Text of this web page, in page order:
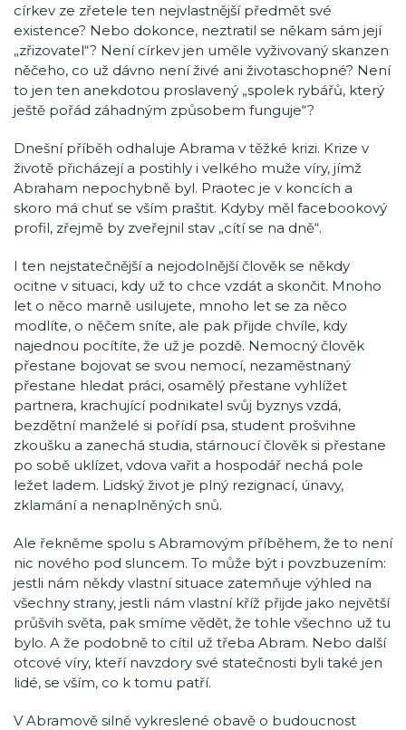
církev ze zřetele ten nejvlastnější předmět své
existence? Nebo dokonce, neztratil se někam sám její
„zřizovatel“? Není církev jen uměle vyživovaný skanzen
něčeho, co už dávno není živé ani životaschopné? Není
to jen ten anekdotou proslavený „spolek rybářů, který
ještě pořád záhadným způsobem funguje“?
Dnešní příběh odhaluje Abrama v těžké krizi. Krize v
životě přicházejí a postihly i velkého muže víry, jímž
Abraham nepochybně byl. Praotec je v koncích a
skoro má chuť se vším praštit. Kdyby měl facebookový
profil, zřejmě by zveřejnil stav „cítí se na dně“.
I ten nejstatečnější a nejodolnější člověk se někdy
ocitne v situaci, kdy už to chce vzdát a skončit. Mnoho
let o něco marně usilujete, mnoho let se za něco
modlíte, o něčem sníte, ale pak přijde chvíle, kdy
najednou pocítíte, že už je pozdě. Nemocný člověk
přestane bojovat se svou nemocí, nezaměstnaný
přestane hledat práci, osamělý přestane vyhlížet
partnera, krachující podnikatel svůj byznys vzdá,
bezdětní manželé si pořídí psa, student prošvihne
zkoušku a zanechá studia, stárnoucí člověk si přestane
po sobě uklízet, vdova vařit a hospodář nechá pole
ležet ladem. Lidský život je plný rezignací, únavy,
zklamání a nenaplněných snů.
Ale řekněme spolu s Abramovým příběhem, že to není
nic nového pod sluncem. To může být i povzbuzením:
jestli nám někdy vlastní situace zatemňuje výhled na
všechny strany, jestli nám vlastní kříž přijde jako největší
průšvih světa, pak smíme vědět, že tohle všechno už tu
bylo. A že podobně to cítil už třeba Abram. Nebo další
otcové víry, kteří navzdory své statečnosti byli také jen
lidé, se vším, co k tomu patří.
V Abramově silně vykreslené obavě o budoucnost